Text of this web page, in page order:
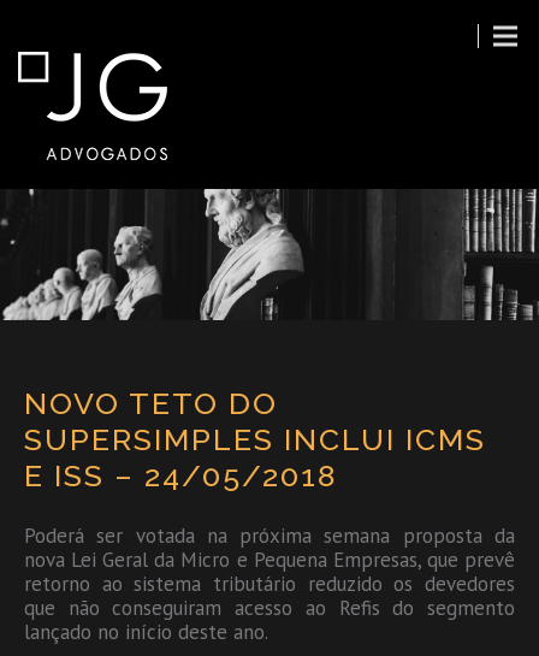
NOVO TETO DO
SUPERSIMPLES INCLUI ICMS
E ISS – 24/05/2018
Poderá ser votada na próxima semana proposta da
nova Lei Geral da Micro e Pequena Empresas, que prevê
retorno ao sistema tributário reduzido os devedores
que não conseguiram acesso ao Refis do segmento
lançado no início deste ano.